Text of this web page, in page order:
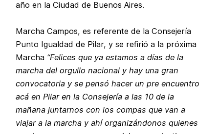
año en la Ciudad de Buenos Aires.
Marcha Campos, es referente de la Consejería
Punto Igualdad de Pilar, y se refirió a la próxima
Marcha “Felices que ya estamos a días de la
marcha del orgullo nacional y hay una gran
convocatoria y se pensó hacer un pre encuentro
acá en Pilar en la Consejería a las 10 de la
mañana juntarnos con los compas que van a
viajar a la marcha y ahí organizándonos quienes